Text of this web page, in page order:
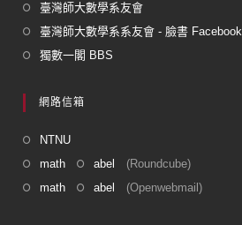
臺灣師大數學系友會
臺灣師大數學系系友會 - 臉書 Facebook
獨數一閣 BBS
網路信箱
NTNU
math
abel (Roundcube)
math
abel (Openwebmail)